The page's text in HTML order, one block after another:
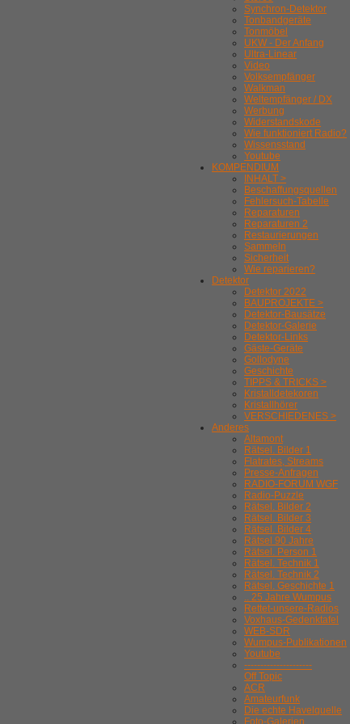
Synchron-Detektor
Tonbandgeräte
Tonmöbel
UKW - Der Anfang
Ultra-Linear
Video
Volksempfänger
Walkman
Weltempfänger / DX
Werbung
Widerstandskode
Wie funktioniert Radio?
Wissensstand
Youtube
KOMPENDIUM
INHALT >
Beschaffungsquellen
Fehlersuch-Tabelle
Reparaturen
Reparaturen 2
Restaurierungen
Sammeln
Sicherheit
Wie reparieren?
Detektor
Detektor 2022
BAUPROJEKTE >
Detektor-Bausätze
Detektor-Galerie
Detektor-Links
Gäste-Geräte
Gollodyne
Geschichte
TIPPS & TRICKS >
Kristalldetekoren
Kristallhörer
VERSCHIEDENES >
Anderes
Altamont
Rätsel. Bilder 1
Flatrates, Streams
Presse-Anfragen
RADIO-FORUM WGF
Radio-Puzzle
Rätsel. Bilder 2
Rätsel. Bilder 3
Rätsel. Bilder 4
Rätsel 90 Jahre
Rätsel. Person 1
Rätsel. Technik 1
Rätsel. Technik 2
Rätsel. Geschichte 1
.. 25 Jahre Wumpus
Rettet-unsere-Radios
Voxhaus-Gedenktafel
WEB-SDR
Wumpus-Publikationen
Youtube
---------------------
Off Topic
ACR
Amateurfunk
Die echte Havelquelle
Foto-Galerien